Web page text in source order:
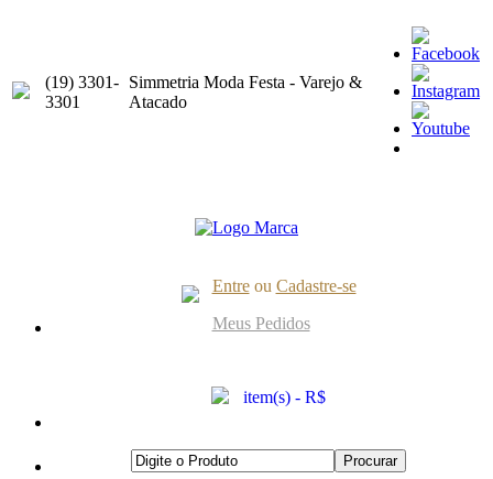
(19) 3301-
3301
Simmetria Moda Festa - Varejo &
Atacado
Entre ou Cadastre-se
Meus Pedidos
item(s) - R$